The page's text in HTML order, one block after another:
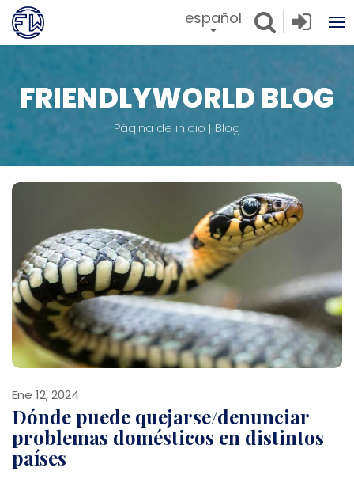
español
FRIENDLYWORLD BLOG
Página de inicio Blog
Ene 12, 2024
Dónde puede quejarse/denunciar
problemas domésticos en distintos
países